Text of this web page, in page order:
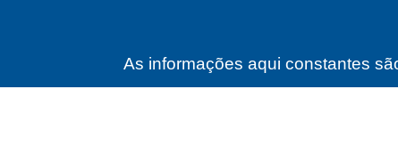
As informações aqui constantes